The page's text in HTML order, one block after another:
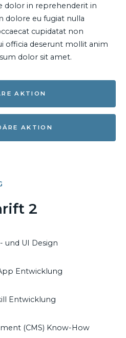
dolor in reprehenderit in
dolore eu fugiat nulla
cupidatat non
officia deserunt mollit anim
dolor sit amet.
AKTION
AKTION
2
und UI Design
Entwicklung
Entwicklung
(CMS) Know-How